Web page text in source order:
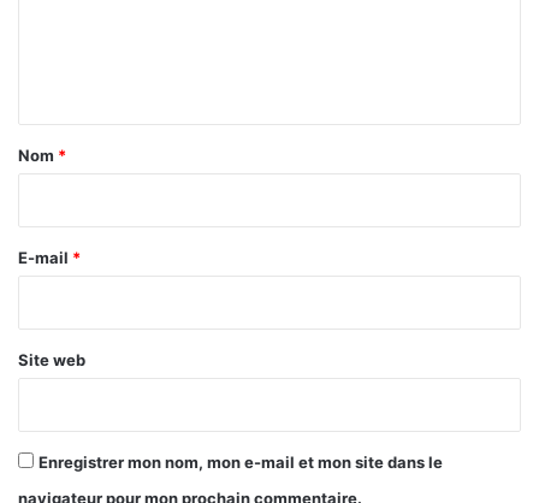
a
e
Nom *
E-mail *
Site web
Enregistrer mon nom, mon e-mail et mon site dans le
navigateur pour mon prochain commentaire.